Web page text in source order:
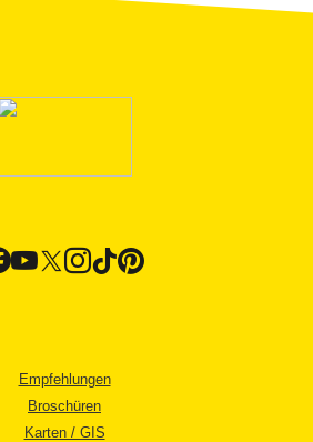
Empfehlungen
Broschüren
Karten / GIS